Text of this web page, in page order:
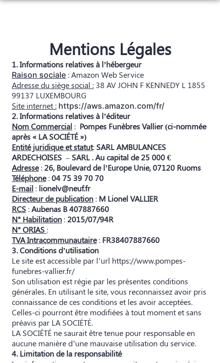
Aller
ORGANISER DES OBSÈQUES
PRÉVOIR SES OBSÈQUES
MONUMENTS FUNÉRAIRES
SERVICES AUX FAMILLES
AGENCE DE RUOMS
AGENCE DE VALLON-PONT-D’ARC
NOS CHAMBRES FUNERAIRES
RUOMS
VALLON-PONT-D’ARC
ESPACES HOMMAGES
Mentions Légales
1. Informations relatives à l’hébergeur
Raison sociale : Amazon Web Service
Adresse du siège social : 38 AV JOHN F KENNEDY L 1855
99137 LUXEMBOURG
Site internet : https://aws.amazon.com/fr/
2. Informations relatives à l’éditeur
Nom Commercial : Pompes Funèbres Vallier (ci-nommée
après « LA SOCIÉTÉ »)
Entité juridique et statut: SARL AMBULANCES
ARDECHOISES – SARL . Au capital de 25 000 €
Adresse:26, Boulevard de l’Europe Unie, 07120 Ruoms
Téléphone:04 75 39 70 70
E-mail : lionelv@neuf.fr
Directeur de publication : M Lionel VALLIER
RCS :Aubenas B 407887660
N° Habilitation :2015/07/94R
N° ORIAS :
TVA Intracommunautaire: FR38407887660
3. Conditions d’utilisation
Le site est accessible par l’url https://www.pompes-
funebres-vallier.fr/
Son utilisation est régie par les présentes conditions
générales. En utilisant le site, vous reconnaissez avoir pris
connaissance de ces conditions et les avoir acceptées.
Celles-ci pourront être modifiées à tout moment et sans
préavis par LA SOCIÉTÉ.
LA SOCIÉTÉ ne saurait être tenue pour responsable en
aucune manière d’une mauvaise utilisation du service.
4. Limitation de la responsabilité